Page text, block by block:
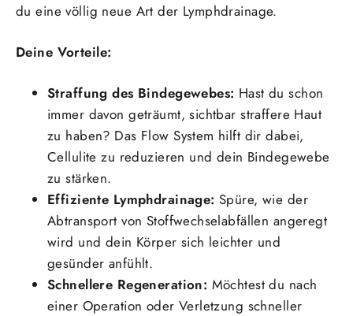
du eine völlig neue Art der Lymphdrainage.
Deine Vorteile:
Straffung des Bindegewebes: Hast du schon
immer davon geträumt, sichtbar straffere Haut
zu haben? Das Flow System hilft dir dabei,
Cellulite zu reduzieren und dein Bindegewebe
zu stärken.
Effiziente Lymphdrainage: Spüre, wie der
Abtransport von Stoffwechselabfällen angeregt
wird und dein Körper sich leichter und
gesünder anfühlt.
Schnellere Regeneration: Möchtest du nach
einer Operation oder Verletzung schneller